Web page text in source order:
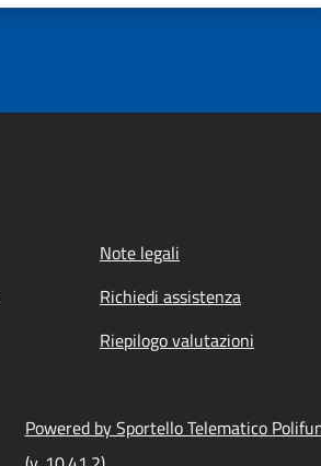
Note legali
Richiedi assistenza
Riepilogo valutazioni
Powered by Sportello Telematico